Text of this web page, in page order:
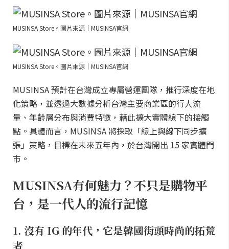
MUSINSA Store。圖片來源｜MUSINSA官網
MUSINSA Store。圖片來源｜MUSINSA官網
MUSINSA 預計在台灣成立專屬營運團隊，推行深度在地
化策略，並透過大數據分析台灣主要商業區的行人流
量、年齡層分布與消費特徵，藉此擴大實體線下的接觸
點。具體而言，MUSINSA 將採取「線上與線下同步擴
張」策略，目標在未來五年內，於台灣開出 15 家實體門
市。
MUSINSA有何魅力？不只是購物平
台，是一代人的流行記憶
1. 沒有 IG 的年代，它是韓國街頭時尚的拓荒
者